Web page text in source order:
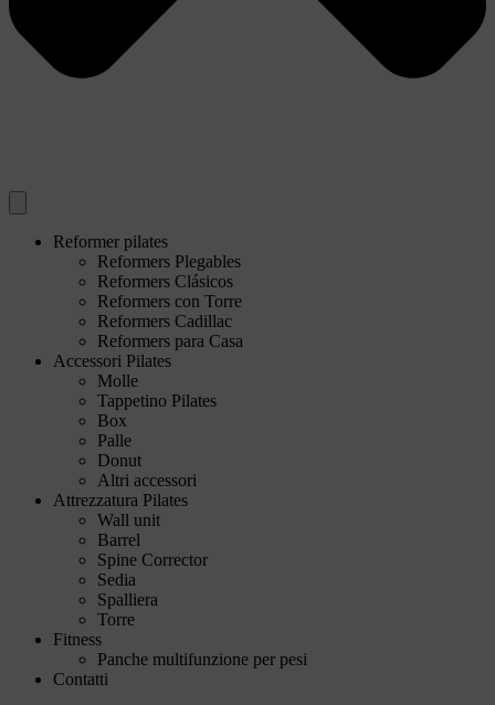
Reformer pilates
Reformers Plegables
Reformers Clásicos
Reformers con Torre
Reformers Cadillac
Reformers para Casa
Accessori Pilates
Molle
Tappetino Pilates
Box
Palle
Donut
Altri accessori
Attrezzatura Pilates
Wall unit
Barrel
Spine Corrector
Sedia
Spalliera
Torre
Fitness
Panche multifunzione per pesi
Contatti